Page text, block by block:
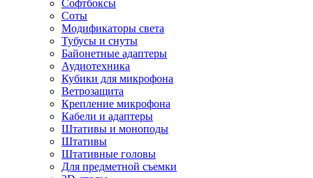
Софтбоксы
Соты
Модификаторы света
Тубусы и снуты
Байонетные адаптеры
Аудиотехника
Кубики для микрофона
Ветрозащита
Крепление микрофона
Кабели и адаптеры
Штативы и моноподы
Штативы
Штативные головы
Для предметной съемки